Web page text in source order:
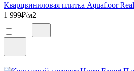
Кварцвиниловая плитка Aquafloor
1 999₽/м2